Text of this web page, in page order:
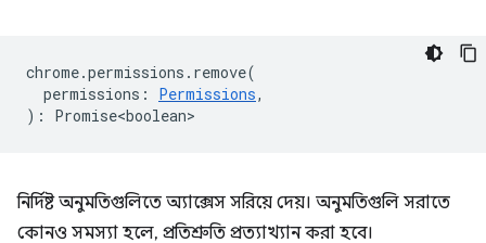
chrome.permissions . remove(
permissions : Permissions,
) : Promise<boolean>
নির্দিষ্ট অনুমতিগুলিতে অ্যাক্সেস সরিয়ে দেয়। অনুমতিগুলি সরাতে
কোনও সমস্যা হলে, প্রতিশ্রুতি প্রত্যাখ্যান করা হবে।